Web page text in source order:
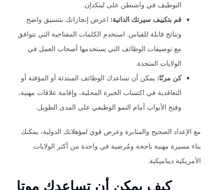
التوظيف في واشنطن على لينكدإن.
قم بتكييف سيرتك الذاتية: اعرض إنجازاتك بتنسيق واضح
ونتائج قابلة للقياس. استخدم الكلمات المفتاحية التي تتوافق
مع توصيفات الوظائف التي يستخدمها أصحاب العمل في
الولايات المتحدة.
كن مرنًا: يمكن أن تساعدك الوظائف المبتدئة أو المؤقتة أو
التعاقدية في اكتساب الخبرة المحلية، وإقامة علاقات مهنية،
وفتح الأبواب أمام النمو الوظيفي على المدى الطويل.
مع الإعداد الصحيح والمثابرة وعرض قوي لمؤهلاتك الدولية، يمكنك
بناء مسيرة مهنية ناجحة ومُرضية في واحدة من أكثر الولايات
الأمريكية ديناميكية.
كيف يمكن أن تساعدك موتا